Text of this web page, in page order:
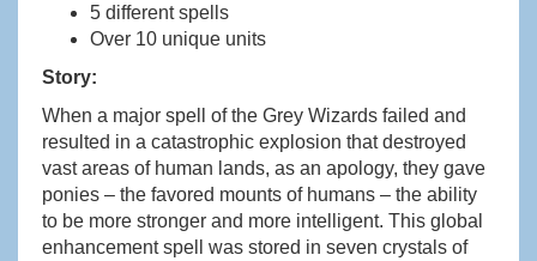
5 different spells
Over 10 unique units
Story:
When a major spell of the Grey Wizards failed and
resulted in a catastrophic explosion that destroyed
vast areas of human lands, as an apology, they gave
ponies – the favored mounts of humans – the ability
to be more stronger and more intelligent. This global
enhancement spell was stored in seven crystals of